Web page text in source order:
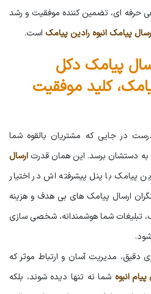
حرفه ای، تضمین کننده موفقیت و رشد
پیامک انبوه رادین پیامک است.
پیامک دکل
کلید موفقیت
در جایی که مشتریان بالقوه شما
به دستشان برسد. این همان قدرت ارسال
پیامک با پنل پیشرفته اش در اختیار
ارسال پیامک های بی هدف و هزینه
تبلیغات شما هوشمندانه، شخصی سازی
دقیق، مدیریت آسان و ارتباط موثر که
پیام انبوه شما نه تنها دیده شوند، بلکه